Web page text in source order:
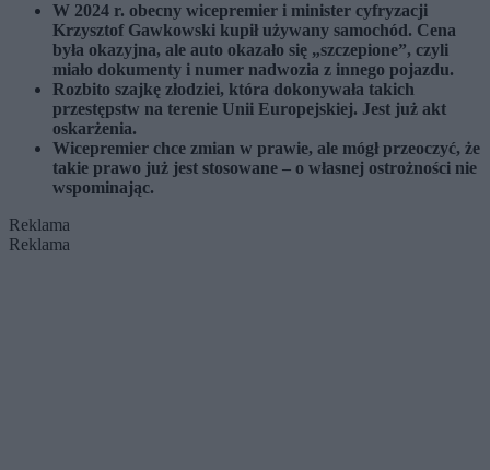
W 2024 r. obecny wicepremier i minister cyfryzacji
Krzysztof Gawkowski kupił używany samochód. Cena
była okazyjna, ale auto okazało się „szczepione”, czyli
miało dokumenty i numer nadwozia z innego pojazdu.
Rozbito szajkę złodziei, która dokonywała takich
przestępstw na terenie Unii Europejskiej. Jest już akt
oskarżenia.
Wicepremier chce zmian w prawie, ale mógł przeoczyć, że
takie prawo już jest stosowane – o własnej ostrożności nie
wspominając.
Reklama
Reklama